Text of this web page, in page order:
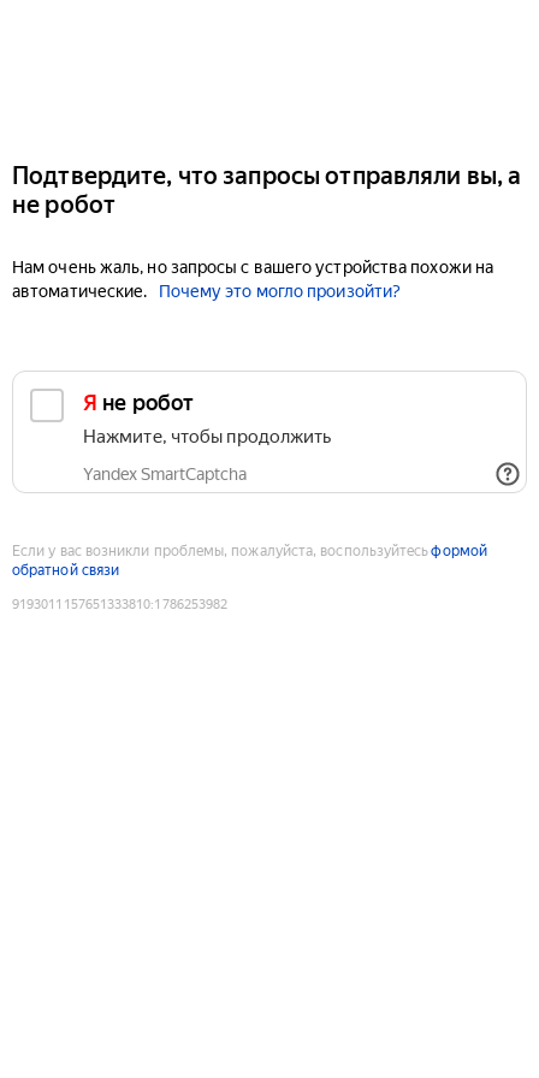
Подтвердите, что запросы отправляли вы, а
не робот
Нам очень жаль, но запросы с вашего устройства похожи на
автоматические.
Почему это могло произойти?
Я не робот
Нажмите, чтобы продолжить
Yandex SmartCaptcha
Если у вас возникли проблемы, пожалуйста, воспользуйтесьформой
обратной связи
9193011157651333810:1786253982